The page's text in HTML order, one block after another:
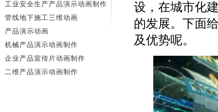
设，在城市化
的发展。下面
及优势呢。
工业安全生产产品演示动画制作
管线地下施工三维动画
产品演示动画
机械产品演示动画制作
企业产品宣传片动画制作
二维产品演示动画制作